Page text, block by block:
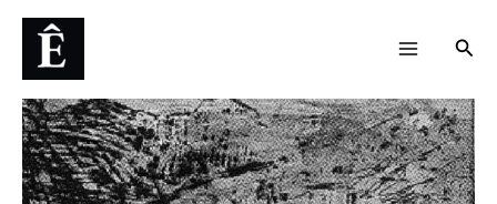
Aller
contenu
Navigation
articles